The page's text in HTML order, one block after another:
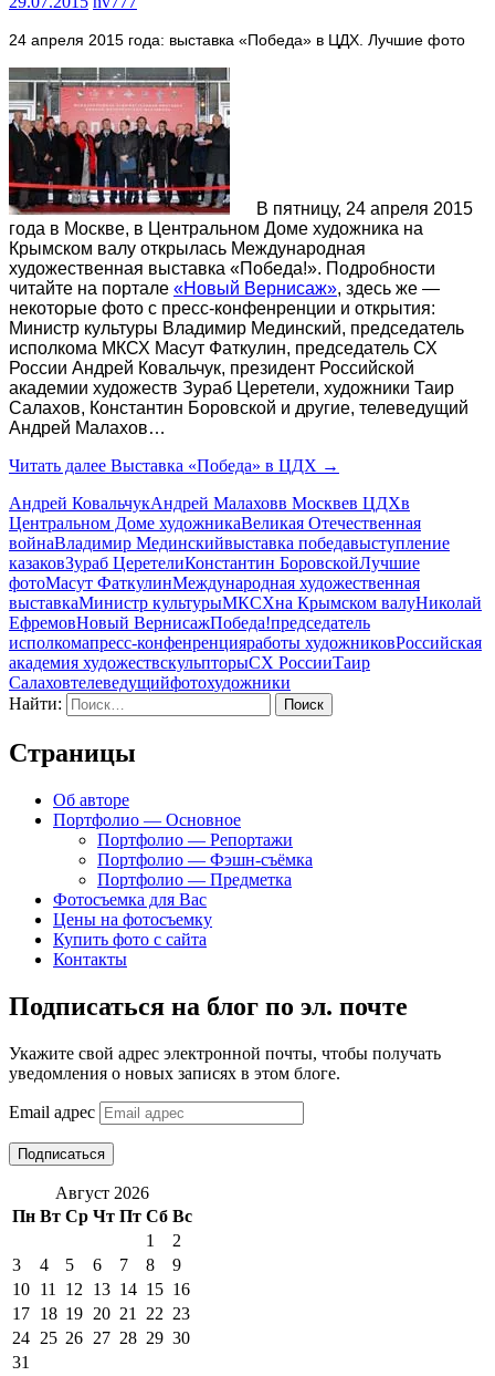
24 апреля 2015 года: выставка «Победа» в ЦДХ. Лучшие фото
В пятницу, 24 апреля 2015
года в Москве, в Центральном Доме художника на
Крымском валу открылась Международная
художественная выставка «Победа!». Подробности
читайте на портале «Новый Вернисаж», здесь же —
некоторые фото с пресс-конфенренции и открытия:
Министр культуры Владимир Мединский, председатель
исполкома МКСХ Масут Фаткулин, председатель СХ
России Андрей Ковальчук, президент Российской
академии художеств Зураб Церетели, художники Таир
Салахов, Константин Боровской и другие, телеведущий
Андрей Малахов…
Читать далее Выставка «Победа» в ЦДХ →
Андрей КовальчукАндрей Малаховв Москвев ЦДХв
Центральном Доме художникаВеликая Отечественная
войнаВладимир Мединскийвыставка победавыступление
казаковЗураб ЦеретелиКонстантин БоровскойЛучшие
фотоМасут ФаткулинМеждународная художественная
выставкаМинистр культурыМКСХна Крымском валуНиколай
ЕфремовНовый ВернисажПобеда!председатель
исполкомапресс-конфенренцияработы художниковРоссийская
академия художествскульпторыСХ РоссииТаир
Салаховтелеведущийфотохудожники
Найти:
Страницы
Об авторе
Портфолио — Основное
Портфолио — Репортажи
Портфолио — Фэшн-съёмка
Портфолио — Предметка
Фотосъемка для Вас
Цены на фотосъемку
Купить фото с сайта
Контакты
Подписаться на блог по эл. почте
Укажите свой адрес электронной почты, чтобы получать
уведомления о новых записях в этом блоге.
Email адрес
Подписаться
Август 2026
Пн Вт Ср Чт Пт Сб Вс
1
2
3
4 5 6 7 8
9
10 11 12 13 14 15 16
17 18 19 20 21 22 23
24 25 26 27 28 29 30
31